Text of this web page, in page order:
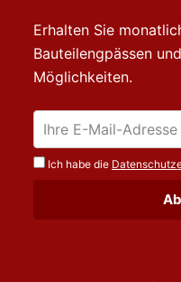
Erhalten Sie
Bauteilengpässen
Möglichkeiten.
Ich habe die